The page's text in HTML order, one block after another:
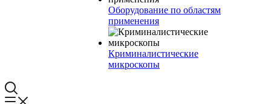
Оборудование по областям
применения
Криминалистические
микроскопы